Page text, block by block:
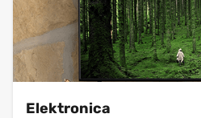
Elektronica